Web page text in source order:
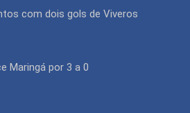
com dois gols de Viveros
Maringá por 3 a 0